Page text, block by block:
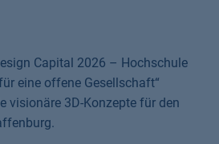
Capital 2026 – Hochschule
eine offene Gesellschaft“
visionäre 3D-Konzepte für den